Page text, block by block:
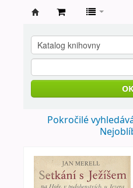
knihovna
Nové
Město
Metují
OK
Pokročilé